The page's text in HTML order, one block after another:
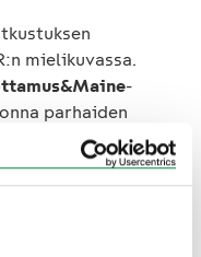
mielikuvassa.
-
parhaiden
tehtävässä
mainetta
maine oli
mielikuva oli